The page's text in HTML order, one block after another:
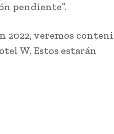
pendiente”.
2022, veremos
W. Estos estarán